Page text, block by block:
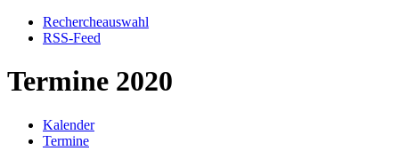
Rechercheauswahl
RSS-Feed
Termine 2020
Kalender
Termine